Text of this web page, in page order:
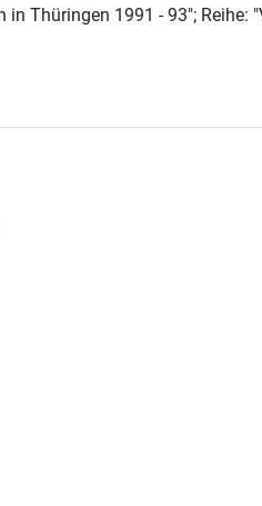
in Thüringen 1991 - 93";